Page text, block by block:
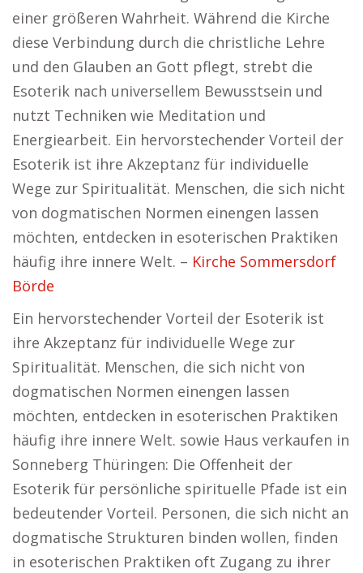
einer größeren Wahrheit. Während die Kirche
diese Verbindung durch die christliche Lehre
und den Glauben an Gott pflegt, strebt die
Esoterik nach universellem Bewusstsein und
nutzt Techniken wie Meditation und
Energiearbeit. Ein hervorstechender Vorteil der
Esoterik ist ihre Akzeptanz für individuelle
Wege zur Spiritualität. Menschen, die sich nicht
von dogmatischen Normen einengen lassen
möchten, entdecken in esoterischen Praktiken
häufig ihre innere Welt. – Kirche Sommersdorf
Börde
Ein hervorstechender Vorteil der Esoterik ist
ihre Akzeptanz für individuelle Wege zur
Spiritualität. Menschen, die sich nicht von
dogmatischen Normen einengen lassen
möchten, entdecken in esoterischen Praktiken
häufig ihre innere Welt. sowie Haus verkaufen in
Sonneberg Thüringen: Die Offenheit der
Esoterik für persönliche spirituelle Pfade ist ein
bedeutender Vorteil. Personen, die sich nicht an
dogmatische Strukturen binden wollen, finden
in esoterischen Praktiken oft Zugang zu ihrer